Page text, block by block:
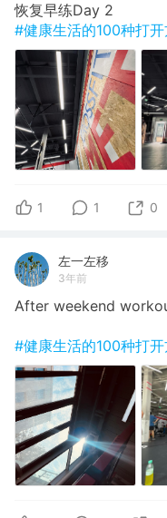
恢复早练Day 2
#健康生活的100种打
1 1 0
左一左移
3年前
After weekend
#健康生活的100种打